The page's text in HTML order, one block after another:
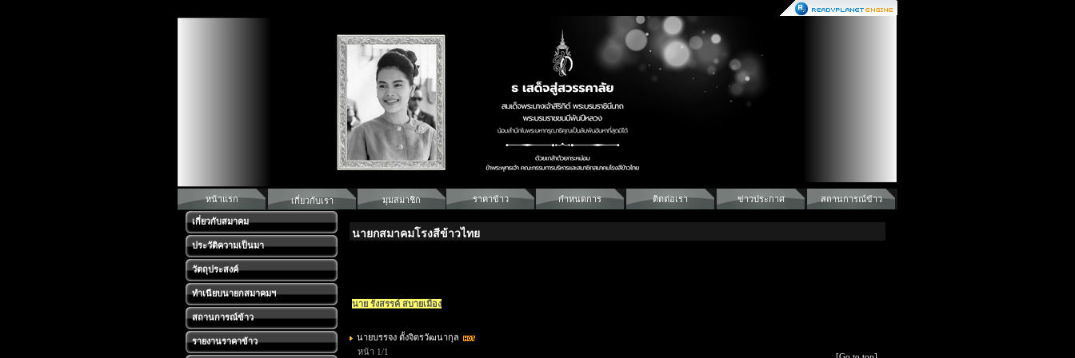
หน้าแรก เกี่ยวกับเรา มุมสมาชิก ราคาข้าว กำหนดการ ติดต่อเรา ข่าวประกาศ สถานการณ์ข้าว
เกี่ยวกับสมาคม
ประวัติความเป็นมา
วัตถุประสงค์
ทำเนียบนายกสมาคมฯ
สถานการณ์ข้าว
รายงานราคาข้าว
นายกสมาคมโรงสีข้าวไทย
นาย รังสรรค์ สบายเมือง
นายบรรจง ตั้งจิตรวัฒนากุล
หน้า 1/1